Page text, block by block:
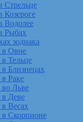
Стрельце
Козероге
Водолее
Рыбах
зодиака
в Овне
Тельце
Близнецах
Раке
во Льве
в Деве
Весах
в Скорпионе